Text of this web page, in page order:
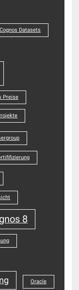
Cognos Datasets
Preise
8
Oracle